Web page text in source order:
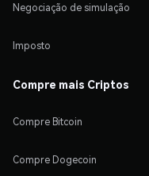
Negociação de simulação
Imposto
Compre mais Criptos
Compre Bitcoin
Compre Dogecoin